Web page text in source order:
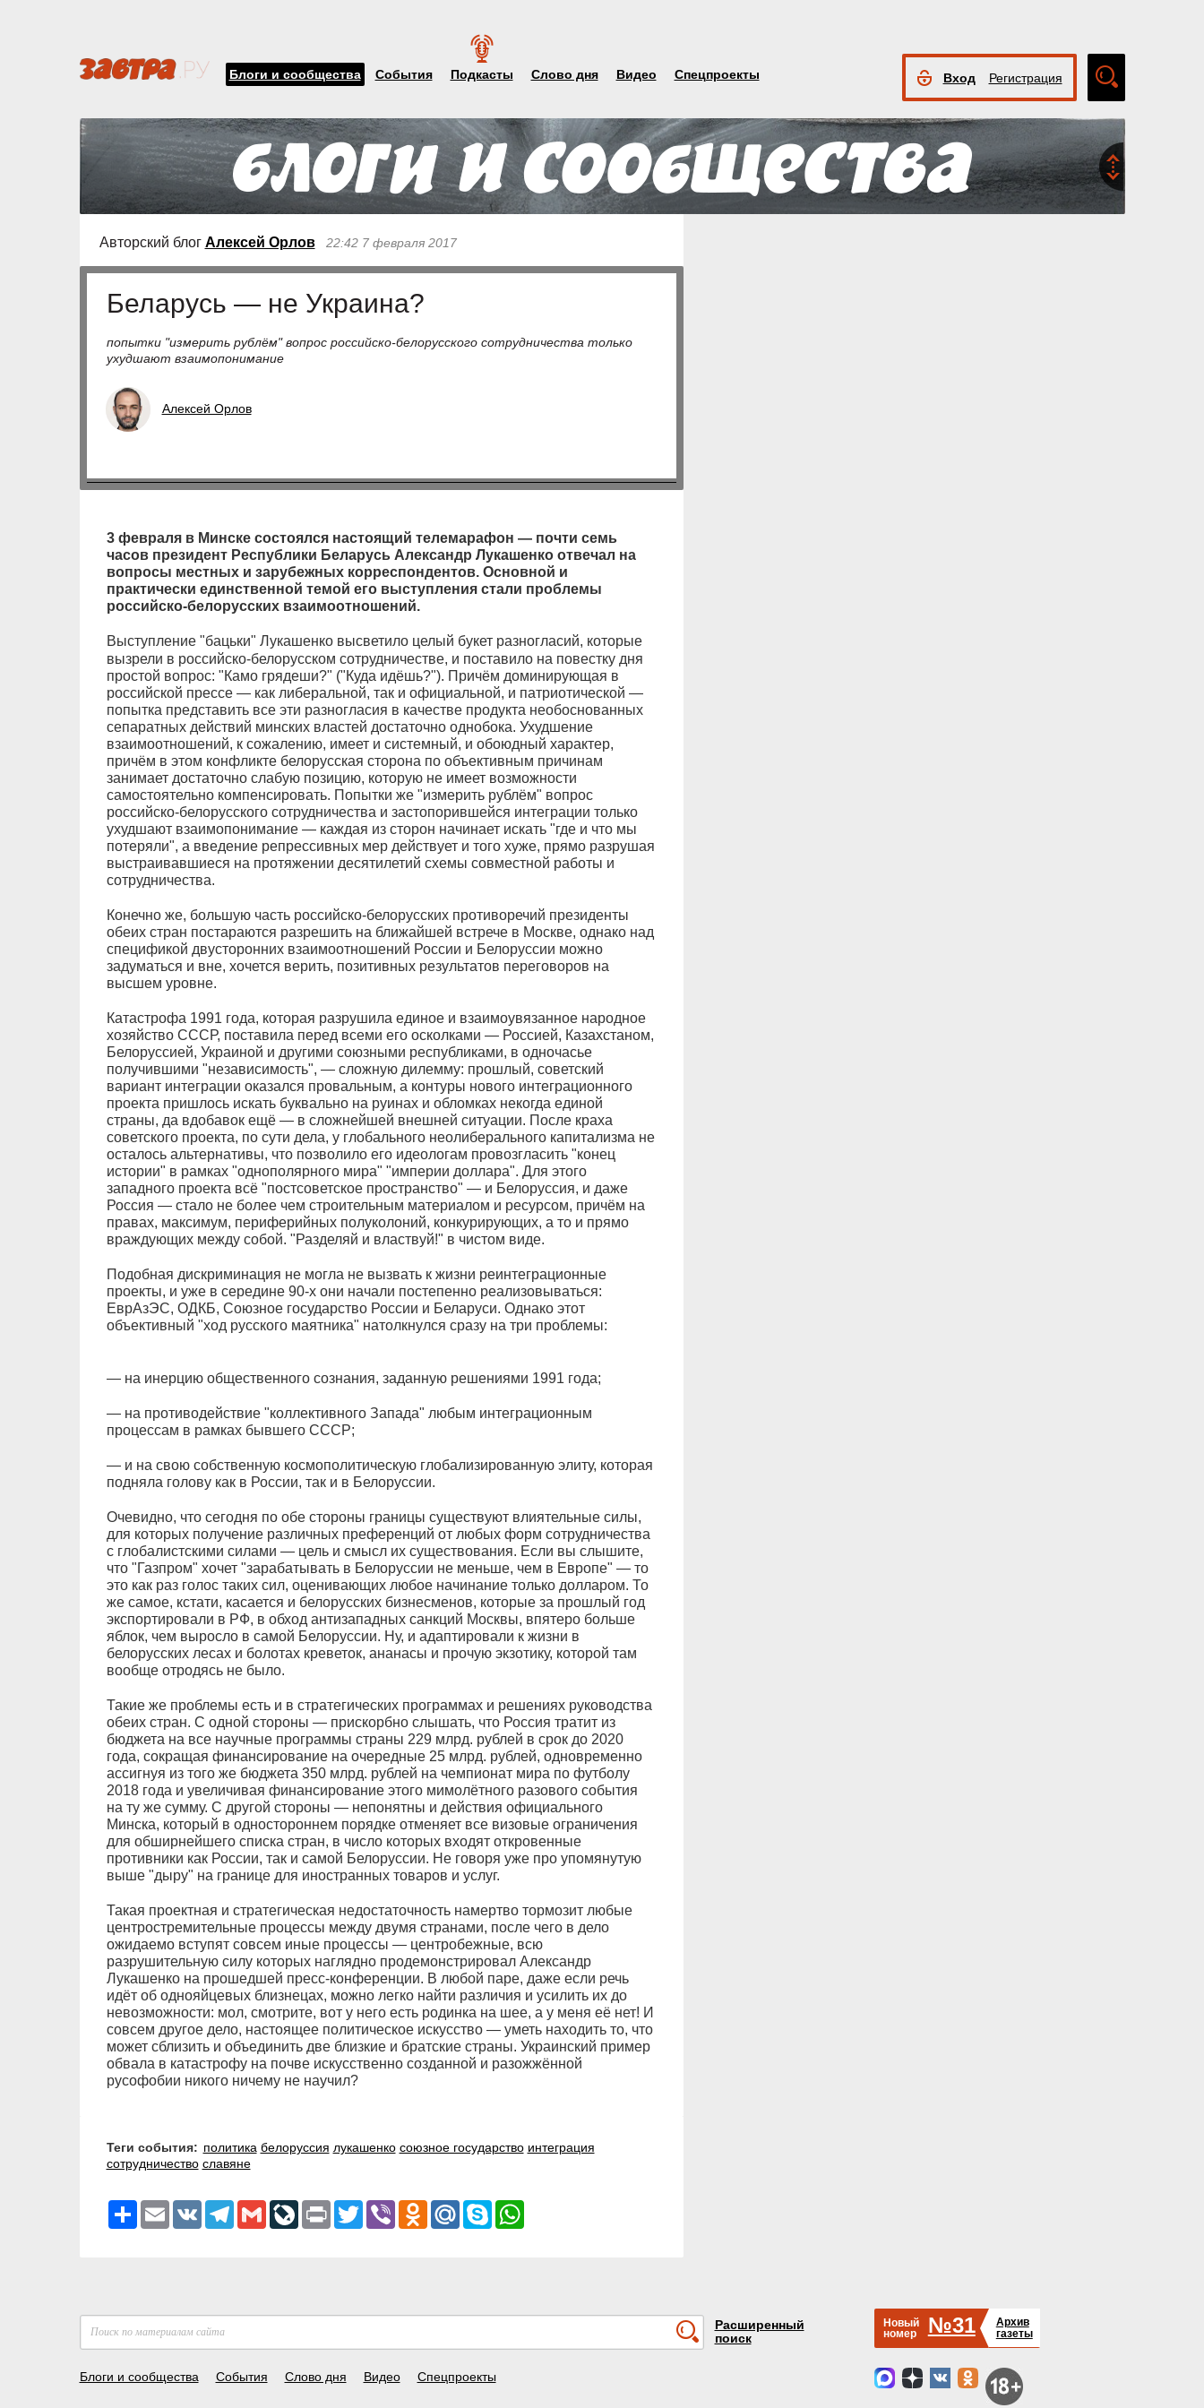
Блоги и сообщества События Подкасты Слово дня Видео Спецпроекты Вход Регистрация
поиск
Авторский блог Алексей Орлов 22:42 7 февраля 2017
Беларусь — не Украина?
попытки "измерить рублём" вопрос российско-белорусского сотрудничества только
ухудшают взаимопонимание
Алексей Орлов
3 февраля в Минске состоялся настоящий телемарафон — почти семь
часов президент Республики Беларусь Александр Лукашенко отвечал на
вопросы местных и зарубежных корреспондентов. Основной и
практически единственной темой его выступления стали проблемы
российско-белорусских взаимоотношений.
Выступление "бацьки" Лукашенко высветило целый букет разногласий, которые
вызрели в российско-белорусском сотрудничестве, и поставило на повестку дня
простой вопрос: "Камо грядеши?" ("Куда идёшь?"). Причём доминирующая в
российской прессе — как либеральной, так и официальной, и патриотической —
попытка представить все эти разногласия в качестве продукта необоснованных
сепаратных действий минских властей достаточно однобока. Ухудшение
взаимоотношений, к сожалению, имеет и системный, и обоюдный характер,
причём в этом конфликте белорусская сторона по объективным причинам
занимает достаточно слабую позицию, которую не имеет возможности
самостоятельно компенсировать. Попытки же "измерить рублём" вопрос
российско-белорусского сотрудничества и застопорившейся интеграции только
ухудшают взаимопонимание — каждая из сторон начинает искать "где и что мы
потеряли", а введение репрессивных мер действует и того хуже, прямо разрушая
выстраивавшиеся на протяжении десятилетий схемы совместной работы и
сотрудничества.
Конечно же, большую часть российско-белорусских противоречий президенты
обеих стран постараются разрешить на ближайшей встрече в Москве, однако над
спецификой двусторонних взаимоотношений России и Белоруссии можно
задуматься и вне, хочется верить, позитивных результатов переговоров на
высшем уровне.
Катастрофа 1991 года, которая разрушила единое и взаимоувязанное народное
хозяйство СССР, поставила перед всеми его осколками — Россией, Казахстаном,
Белоруссией, Украиной и другими союзными республиками, в одночасье
получившими "независимость", — сложную дилемму: прошлый, советский
вариант интеграции оказался провальным, а контуры нового интеграционного
проекта пришлось искать буквально на руинах и обломках некогда единой
страны, да вдобавок ещё — в сложнейшей внешней ситуации. После краха
советского проекта, по сути дела, у глобального неолиберального капитализма не
осталось альтернативы, что позволило его идеологам провозгласить "конец
истории" в рамках "однополярного мира" "империи доллара". Для этого
западного проекта всё "постсоветское пространство" — и Белоруссия, и даже
Россия — стало не более чем строительным материалом и ресурсом, причём на
правах, максимум, периферийных полуколоний, конкурирующих, а то и прямо
враждующих между собой. "Разделяй и властвуй!" в чистом виде.
Подобная дискриминация не могла не вызвать к жизни реинтеграционные
проекты, и уже в середине 90-х они начали постепенно реализовываться:
ЕврАзЭС, ОДКБ, Союзное государство России и Беларуси. Однако этот
объективный "ход русского маятника" натолкнулся сразу на три проблемы:
— на инерцию общественного сознания, заданную решениями 1991 года;
— на противодействие "коллективного Запада" любым интеграционным
процессам в рамках бывшего СССР;
— и на свою собственную космополитическую глобализированную элиту, которая
подняла голову как в России, так и в Белоруссии.
Очевидно, что сегодня по обе стороны границы существуют влиятельные силы,
для которых получение различных преференций от любых форм сотрудничества
с глобалистскими силами — цель и смысл их существования. Если вы слышите,
что "Газпром" хочет "зарабатывать в Белоруссии не меньше, чем в Европе" — то
это как раз голос таких сил, оценивающих любое начинание только долларом. То
же самое, кстати, касается и белорусских бизнесменов, которые за прошлый год
экспортировали в РФ, в обход антизападных санкций Москвы, впятеро больше
яблок, чем выросло в самой Белоруссии. Ну, и адаптировали к жизни в
белорусских лесах и болотах креветок, ананасы и прочую экзотику, которой там
вообще отродясь не было.
Такие же проблемы есть и в стратегических программах и решениях руководства
обеих стран. С одной стороны — прискорбно слышать, что Россия тратит из
бюджета на все научные программы страны 229 млрд. рублей в срок до 2020
года, сокращая финансирование на очередные 25 млрд. рублей, одновременно
ассигнуя из того же бюджета 350 млрд. рублей на чемпионат мира по футболу
2018 года и увеличивая финансирование этого мимолётного разового события
на ту же сумму. С другой стороны — непонятны и действия официального
Минска, который в одностороннем порядке отменяет все визовые ограничения
для обширнейшего списка стран, в число которых входят откровенные
противники как России, так и самой Белоруссии. Не говоря уже про упомянутую
выше "дыру" на границе для иностранных товаров и услуг.
Такая проектная и стратегическая недостаточность намертво тормозит любые
центростремительные процессы между двумя странами, после чего в дело
ожидаемо вступят совсем иные процессы — центробежные, всю
разрушительную силу которых наглядно продемонстрировал Александр
Лукашенко на прошедшей пресс-конференции. В любой паре, даже если речь
идёт об однояйцевых близнецах, можно легко найти различия и усилить их до
невозможности: мол, смотрите, вот у него есть родинка на шее, а у меня её нет! И
совсем другое дело, настоящее политическое искусство — уметь находить то, что
может сблизить и объединить две близкие и братские страны. Украинский пример
обвала в катастрофу на почве искусственно созданной и разожжённой
русофобии никого ничему не научил?
Теги события: политика белоруссия лукашенко союзное государство интеграция
сотрудничество славяне
РесурсEmail VK Telegram
GmailLiveJournal
Print TwitterViber Odnoklassniki
Mail.RuSkypeWhatsApp
Расширенный
поиск
Блоги и сообщества События Слово дня Видео Спецпроекты
Новый
номер
№31
Архив
газеты